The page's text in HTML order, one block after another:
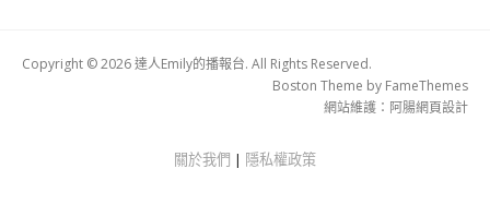
Copyright © 2026 達人Emily的播報台. All Rights Reserved.
Boston Theme by FameThemes
網站維護： 阿腸網頁設計
關於我們 | 隱私權政策